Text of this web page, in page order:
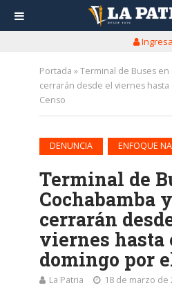
Portada »Terminal de Buses en
cerrarán desde el viernes
Censo
DENUNCIA ENFOQUE
Terminal de
Cochabamba
cerrarán
viernes hasta
domingo por
La Patria 18 de marzo de